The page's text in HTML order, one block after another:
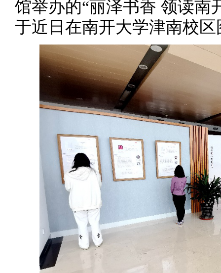
馆举办的“丽泽书香 领读南
于近日在南开大学津南校